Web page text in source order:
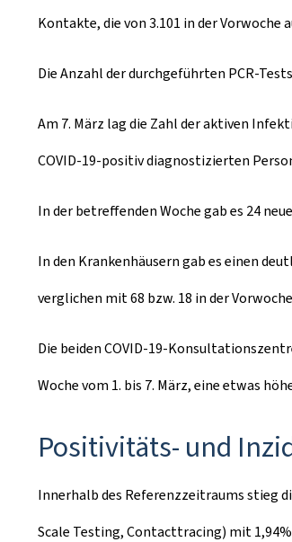
Kontakte, die von 3.101 in der Vorwoche
Die Anzahl der durchgeführten PCR-
Am 7. März lag die Zahl der aktiven
COVID-19-positiv diagnostizierten
In der betreffenden Woche gab es 24
In den Krankenhäusern gab es einen
verglichen mit 68 bzw. 18 in der
Die beiden COVID-19-
Woche vom 1. bis 7. März, eine etwas
Positivitäts- und
Innerhalb des Referenzzeitraums stieg
Scale Testing, Contacttracing) mit